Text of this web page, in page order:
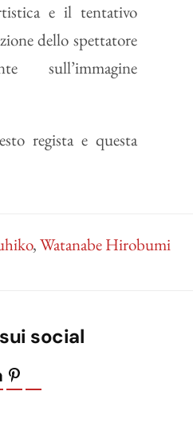
e il tentativo
dello spettatore
sull’immagine
regista e questa
,Watanabe Hirobumi
social